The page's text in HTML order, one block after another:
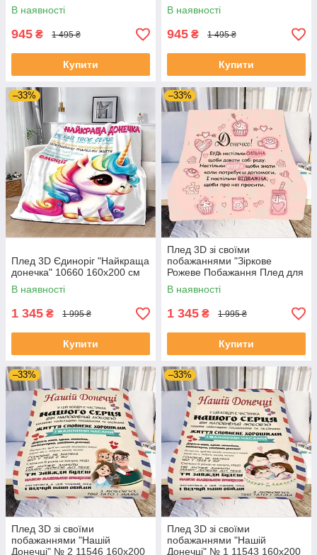
В наявності
945 ₴ 1 495 ₴
Купити
В наявності
945 ₴ 1 495 ₴
Купити
–33%
Плед 3D Єдиноріг "Найкраща
донечка" 10660 160х200 см
В наявності
1 345 ₴ 1 995 ₴
Купити
–33%
Плед 3D зі своїми
побажаннями "Зіркове
Рожеве Побажання Плед для
Донечки" 11552 160х200 см
В наявності
1 345 ₴ 1 995 ₴
Купити
–33%
Плед 3D зі своїми
побажаннями "Нашій
Донечці" № 2 11546 160х200
–33%
Плед 3D зі своїми
побажаннями "Нашій
Донечці" № 1 11543 160х200